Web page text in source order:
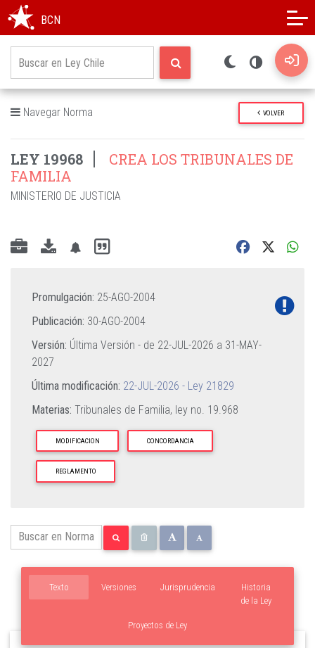
BCN
Navegar Norma VOLVER
LEY 19968
CREA LOS TRIBUNALES DE
FAMILIA
MINISTERIO DE JUSTICIA
Promulgación: 25-AGO-2004
Publicación: 30-AGO-2004
Versión: Última Versión - de 22-JUL-2026 a 31-MAY-
2027
Última modificación: 22-JUL-2026 - Ley 21829
Materias: Tribunales de Familia, ley no. 19.968
MODIFICACION CONCORDANCIA
REGLAMENTO
Texto Versiones Jurisprudencia
Proyectos de Ley
Historia
de la Ley